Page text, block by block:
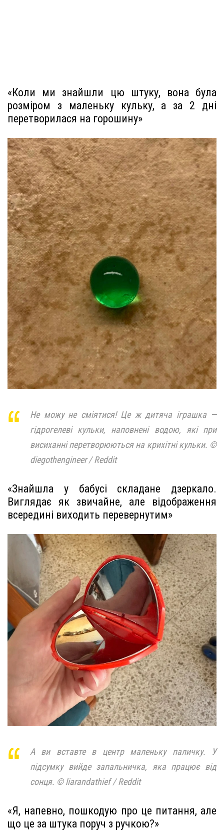
«Коли ми знайшли цю штуку, вона була
розміром з маленьку кульку, а за 2 дні
перетворилася на горошину»
Не можу не сміятися! Це ж дитяча іграшка —
гідрогелеві кульки, наповнені водою, які при
висиханні перетворюються на крихітні кульки. ©
diegothengineer / Reddit
«Знайшла у бабусі складане дзеркало.
Виглядає як звичайне, але відображення
всередині виходить перевернутим»
А ви вставте в центр маленьку паличку. У
підсумку вийде запальничка, яка працює від
сонця. © liarandathief / Reddit
«Я, напевно, пошкодую про це питання, але
що це за штука поруч з ручкою?»